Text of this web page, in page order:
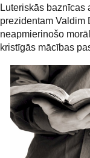
Luteriskās baznīcas
prezidentam Valdim
neapmierinošo
kristīgās mācības